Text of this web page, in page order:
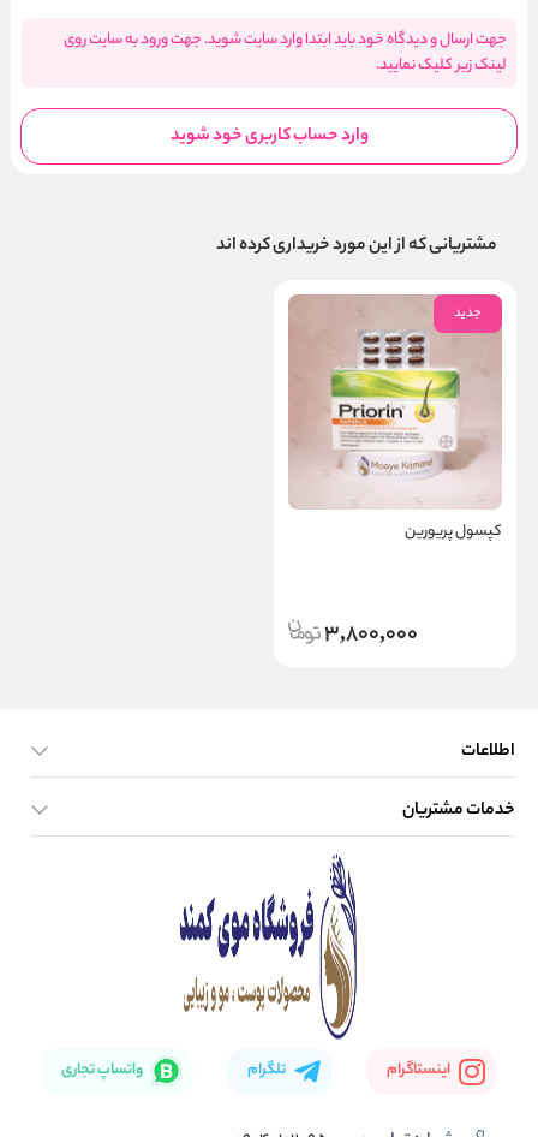
جهت ارسال و دیدگاه خود باید ابتدا وارد سایت شوید. جهت ورود به سایت روی
لینک زیر کلیک نمایید.
وارد حساب کاربری خود شوید
مشتریانی که از این مورد خریداری کرده اند
جدید
کپسول پریورین
3,800,000
اطلاعات
صفحه اصلی
خدمات مشتریان
اینستاگرام تلگرام واتساپ تجاری